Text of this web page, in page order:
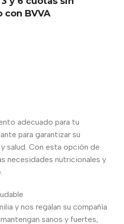
con BVVA
adecuado para tu
para garantizar su
salud. Con esta opción de
necesidades nutricionales y
y nos regalan su compañía
sanos y fuertes,